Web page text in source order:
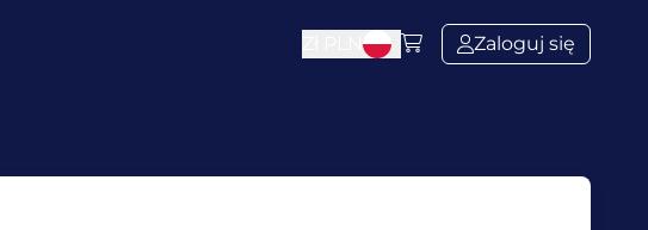
Zaloguj się